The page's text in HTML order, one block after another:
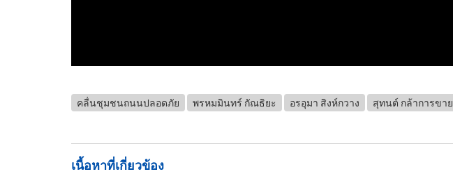
คลื่นชุมชนถนนปลอดภัย พรหมมินทร์ กัณธิยะ อรอุมา สิงห์กวาง สุทนต์ กล้าการขาย
เนื้อหาที่เกี่ยวข้อง